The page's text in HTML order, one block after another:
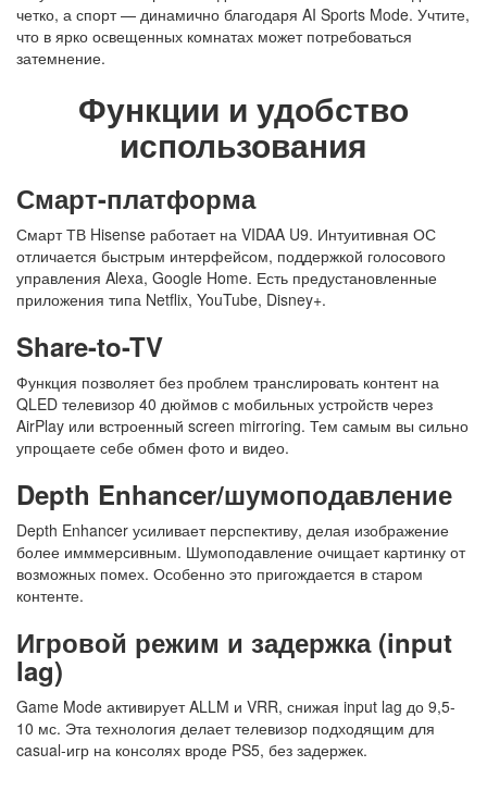
четко, а спорт — динамично благодаря AI Sports Mode. Учтите,
что в ярко освещенных комнатах может потребоваться
затемнение.
Функции и удобство
использования
Смарт-платформа
Смарт ТВ Hisense работает на VIDAA U9. Интуитивная ОС
отличается быстрым интерфейсом, поддержкой голосового
управления Alexa, Google Home. Есть предустановленные
приложения типа Netflix, YouTube, Disney+.
Share-to-TV
Функция позволяет без проблем транслировать контент на
QLED телевизор 40 дюймов с мобильных устройств через
AirPlay или встроенный screen mirroring. Тем самым вы сильно
упрощаете себе обмен фото и видео.
Depth Enhancer/шумоподавление
Depth Enhancer усиливает перспективу, делая изображение
более имммерсивным. Шумоподавление очищает картинку от
возможных помех. Особенно это пригождается в старом
контенте.
Игровой режим и задержка (input
lag)
Game Mode активирует ALLM и VRR, снижая input lag до 9,5-
10 мс. Эта технология делает телевизор подходящим для
casual-игр на консолях вроде PS5, без задержек.